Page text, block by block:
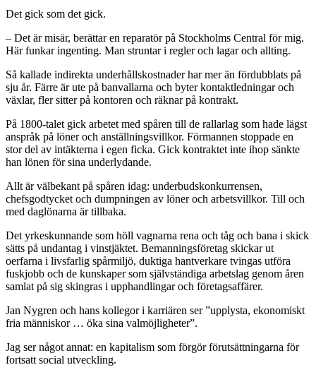
Det gick som det gick.
– Det är misär, berättar en reparatör på Stockholms Central för mig.
Här funkar ingenting. Man struntar i regler och lagar och allting.
Så kallade indirekta underhållskostnader har mer än fördubblats på
sju år. Färre är ute på banvallarna och byter kontaktledningar och
växlar, fler sitter på kontoren och räknar på kontrakt.
På 1800-talet gick arbetet med spåren till de rallarlag som hade lägst
anspråk på löner och anställningsvillkor. Förmannen stoppade en
stor del av intäkterna i egen ficka. Gick kontraktet inte ihop sänkte
han lönen för sina underlydande.
Allt är välbekant på spåren idag: underbudskonkurrensen,
chefsgodtycket och dumpningen av löner och arbetsvillkor. Till och
med daglönarna är tillbaka.
Det yrkeskunnande som höll vagnarna rena och tåg och bana i skick
sätts på undantag i vinstjäktet. Bemanningsföretag skickar ut
oerfarna i livsfarlig spårmiljö, duktiga hantverkare tvingas utföra
fuskjobb och de kunskaper som självständiga arbetslag genom åren
samlat på sig skingras i upphandlingar och företagsaffärer.
Jan Nygren och hans kollegor i karriären ser ”upplysta, ekonomiskt
fria människor … öka sina valmöjligheter”.
Jag ser något annat: en kapitalism som förgör förutsättningarna för
fortsatt social utveckling.